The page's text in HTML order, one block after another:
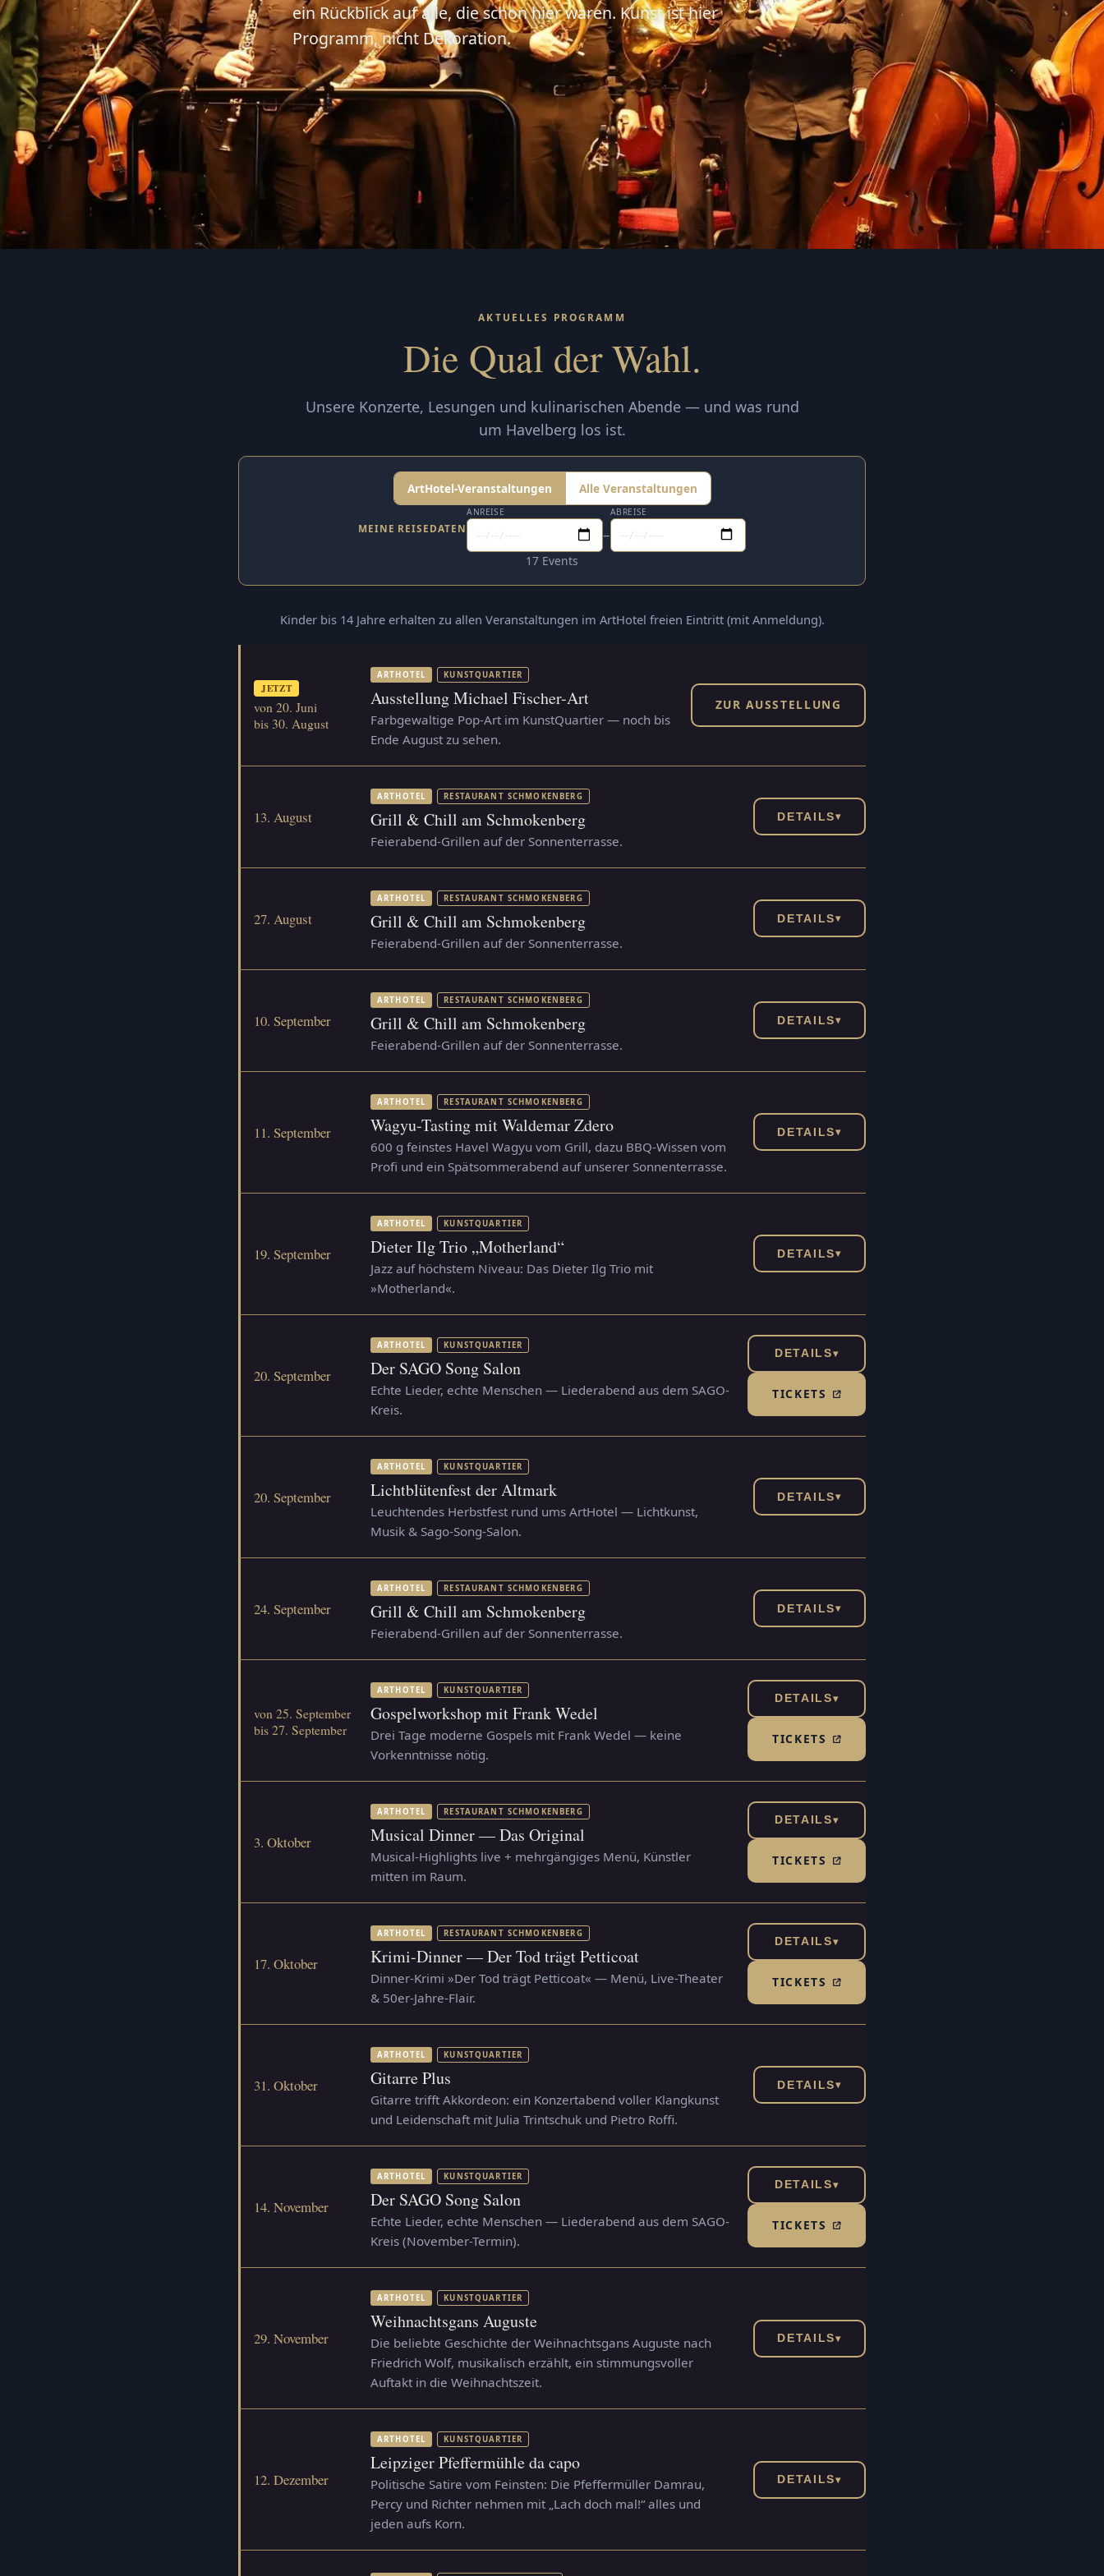
ein Rückblick auf alle, die schon hier waren. Kunst ist hier
Programm, nicht Dekoration.
AKTUELLES PROGRAMM
Die Qual der Wahl.
Unsere Konzerte, Lesungen und kulinarischen Abende — und was rund
um Havelberg los ist.
ArtHotel-Veranstaltungen Alle Veranstaltungen
MEINE REISEDATEN
ANREISE
–
ABREISE
17 Events
Kinder bis 14 Jahre erhalten zu allen Veranstaltungen im ArtHotel freien Eintritt (mit Anmeldung).
JETZT
von 20. Juni
bis 30. August
ARTHOTEL KUNSTQUARTIER
Ausstellung Michael Fischer-Art
Farbgewaltige Pop-Art im KunstQuartier — noch bis
Ende August zu sehen.
ZUR AUSSTELLUNG
13. August
ARTHOTEL RESTAURANT SCHMOKENBERG
Grill & Chill am Schmokenberg
Feierabend-Grillen auf der Sonnenterrasse.
DETAILS▾
27. August
ARTHOTEL RESTAURANT SCHMOKENBERG
Grill & Chill am Schmokenberg
Feierabend-Grillen auf der Sonnenterrasse.
DETAILS▾
10. September
ARTHOTEL RESTAURANT SCHMOKENBERG
Grill & Chill am Schmokenberg
Feierabend-Grillen auf der Sonnenterrasse.
DETAILS▾
11. September
ARTHOTEL RESTAURANT SCHMOKENBERG
Wagyu-Tasting mit Waldemar Zdero
600 g feinstes Havel Wagyu vom Grill, dazu BBQ-Wissen vom
Profi und ein Spätsommerabend auf unserer Sonnenterrasse.
DETAILS▾
19. September
ARTHOTEL KUNSTQUARTIER
Dieter Ilg Trio „Motherland“
Jazz auf höchstem Niveau: Das Dieter Ilg Trio mit
»Motherland«.
DETAILS▾
20. September
ARTHOTEL KUNSTQUARTIER
Der SAGO Song Salon
Echte Lieder, echte Menschen — Liederabend aus dem SAGO-
Kreis.
DETAILS▾
TICKETS(TICKETSHOP, ÖFFNET IN NEUEM TAB)
20. September
ARTHOTEL KUNSTQUARTIER
Lichtblütenfest der Altmark
Leuchtendes Herbstfest rund ums ArtHotel — Lichtkunst,
Musik & Sago-Song-Salon.
DETAILS▾
24. September
ARTHOTEL RESTAURANT SCHMOKENBERG
Grill & Chill am Schmokenberg
Feierabend-Grillen auf der Sonnenterrasse.
DETAILS▾
von 25. September
bis 27. September
ARTHOTEL KUNSTQUARTIER
Gospelworkshop mit Frank Wedel
Drei Tage moderne Gospels mit Frank Wedel — keine
Vorkenntnisse nötig.
DETAILS▾
TICKETS(TICKETSHOP, ÖFFNET IN NEUEM TAB)
3. Oktober
ARTHOTEL RESTAURANT SCHMOKENBERG
Musical Dinner — Das Original
Musical-Highlights live + mehrgängiges Menü, Künstler
mitten im Raum.
DETAILS▾
TICKETS(TICKETSHOP, ÖFFNET IN NEUEM TAB)
17. Oktober
ARTHOTEL RESTAURANT SCHMOKENBERG
Krimi-Dinner — Der Tod trägt Petticoat
Dinner-Krimi »Der Tod trägt Petticoat« — Menü, Live-Theater
& 50er-Jahre-Flair.
DETAILS▾
TICKETS(TICKETSHOP, ÖFFNET IN NEUEM TAB)
31. Oktober
ARTHOTEL KUNSTQUARTIER
Gitarre Plus
Gitarre trifft Akkordeon: ein Konzertabend voller Klangkunst
und Leidenschaft mit Julia Trintschuk und Pietro Roffi.
DETAILS▾
14. November
ARTHOTEL KUNSTQUARTIER
Der SAGO Song Salon
Echte Lieder, echte Menschen — Liederabend aus dem SAGO-
Kreis (November-Termin).
DETAILS▾
TICKETS(TICKETSHOP, ÖFFNET IN NEUEM TAB)
29. November
ARTHOTEL KUNSTQUARTIER
Weihnachtsgans Auguste
Die beliebte Geschichte der Weihnachtsgans Auguste nach
Friedrich Wolf, musikalisch erzählt, ein stimmungsvoller
Auftakt in die Weihnachtszeit.
DETAILS▾
12. Dezember
ARTHOTEL KUNSTQUARTIER
Leipziger Pfeffermühle da capo
Politische Satire vom Feinsten: Die Pfeffermüller Damrau,
Percy und Richter nehmen mit „Lach doch mal!“ alles und
jeden aufs Korn.
DETAILS▾